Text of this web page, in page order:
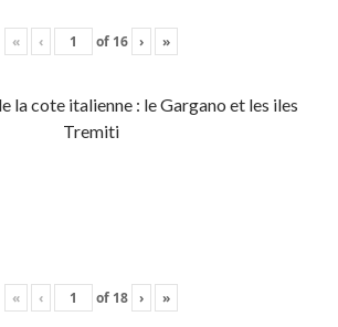
« ‹ of 16 › »
la cote italienne : le Gargano et les iles
Tremiti
« ‹ of 18 › »